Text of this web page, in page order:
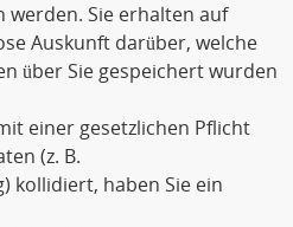
Sie erhalten auf
Auskunft darüber, welche
über Sie gespeichert wurden
einer gesetzlichen Pflicht
(z. B.
kollidiert, haben Sie ein